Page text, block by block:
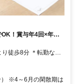
OK！賞与年4回×年休
※4～6月の閑散期は